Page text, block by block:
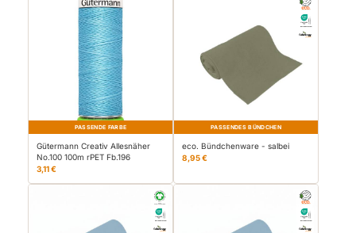
PASSENDE FARBE
Gütermann Creativ Allesnäher
No.100 100m rPET Fb.196
3,11 €
PASSENDES BÜNDCHEN
eco. Bündchenware - salbei
8,95 €